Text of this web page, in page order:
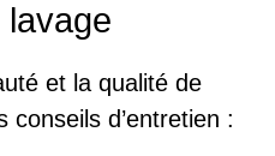
et la qualité de
d’entretien :